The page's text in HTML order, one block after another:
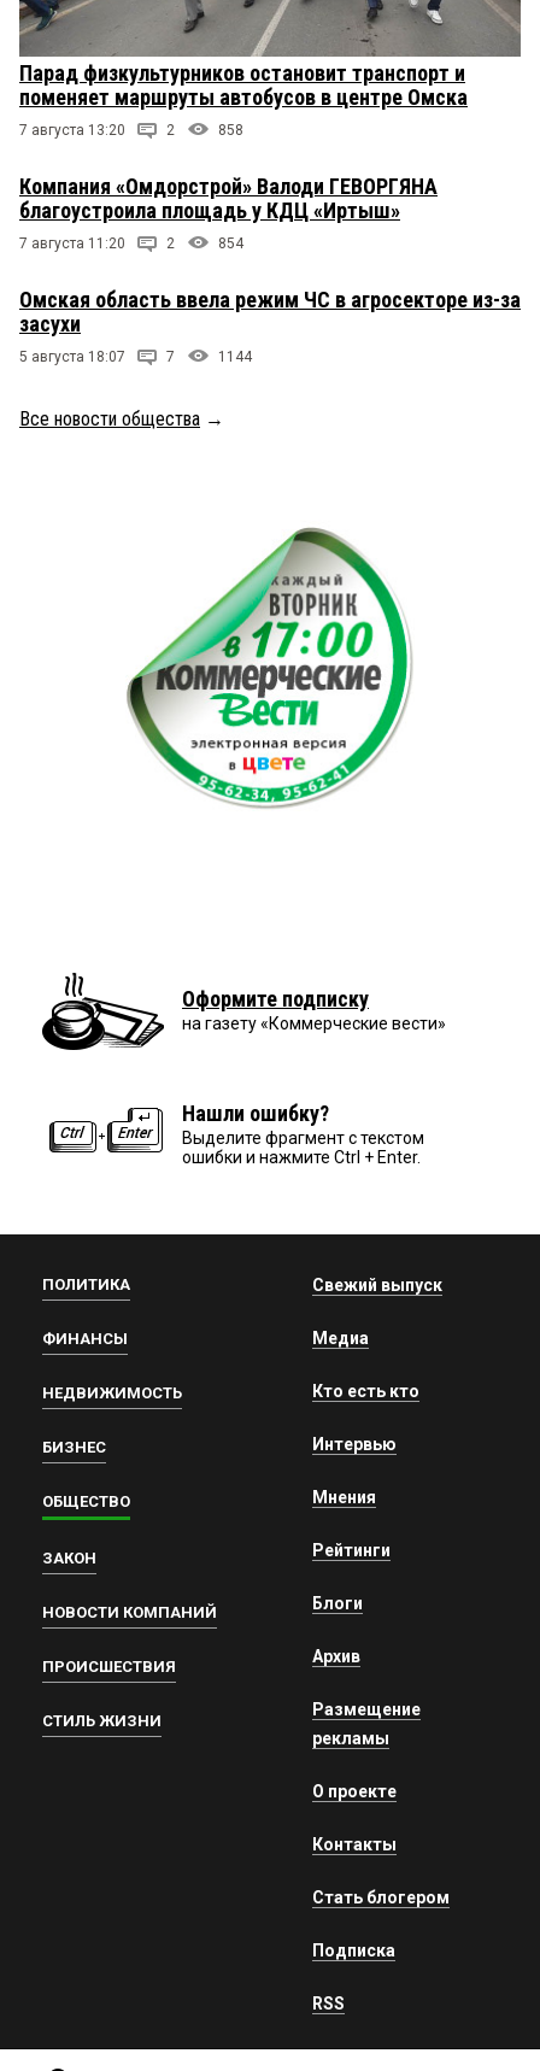
Парад физкультурников остановит транспорт и
поменяет маршруты автобусов в центре Омска
7 августа 13:20 2 858
Компания «Омдорстрой» Валоди ГЕВОРГЯНА
благоустроила площадь у КДЦ «Иртыш»
7 августа 11:20 2 854
Омская область ввела режим ЧС в агросекторе из-за
засухи
5 августа 18:07 7 1144
Все новости общества →
Оформите подписку
на газету «Коммерческие вести»
Нашли ошибку?
Выделите фрагмент с текстом
ошибки и нажмите Ctrl + Enter.
ПОЛИТИКА
ФИНАНСЫ
НЕДВИЖИМОСТЬ
БИЗНЕС
ОБЩЕСТВО
ЗАКОН
НОВОСТИ КОМПАНИЙ
ПРОИСШЕСТВИЯ
СТИЛЬ ЖИЗНИ
Свежий выпуск
Медиа
Кто есть кто
Интервью
Мнения
Рейтинги
Блоги
Архив
Размещение
рекламы
О проекте
Контакты
Стать блогером
Подписка
RSS